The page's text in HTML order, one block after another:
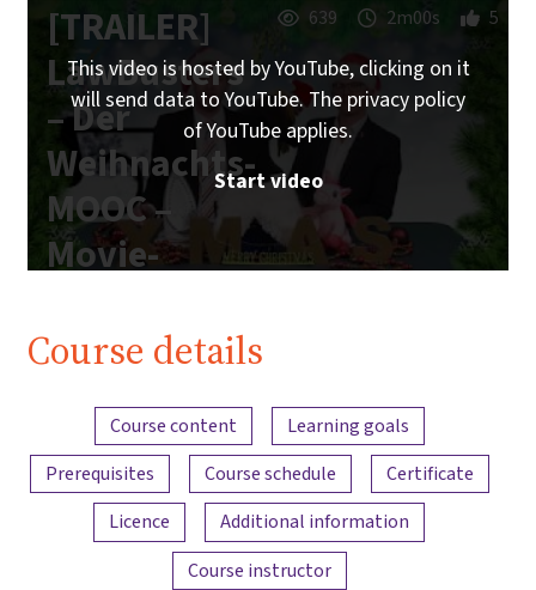
[TRAILER]
LawBusters
– Der
Weihnachts-
MOOC –
Movie-
639 2m00s 5
This video is hosted by YouTube, clicking on it
will send data to YouTube. The privacy policy
of YouTube applies.
Start video
Course details
Content overview
Course content
Learning goals
Prerequisites
Course schedule
Certificate
Licence
Additional information
Course instructor